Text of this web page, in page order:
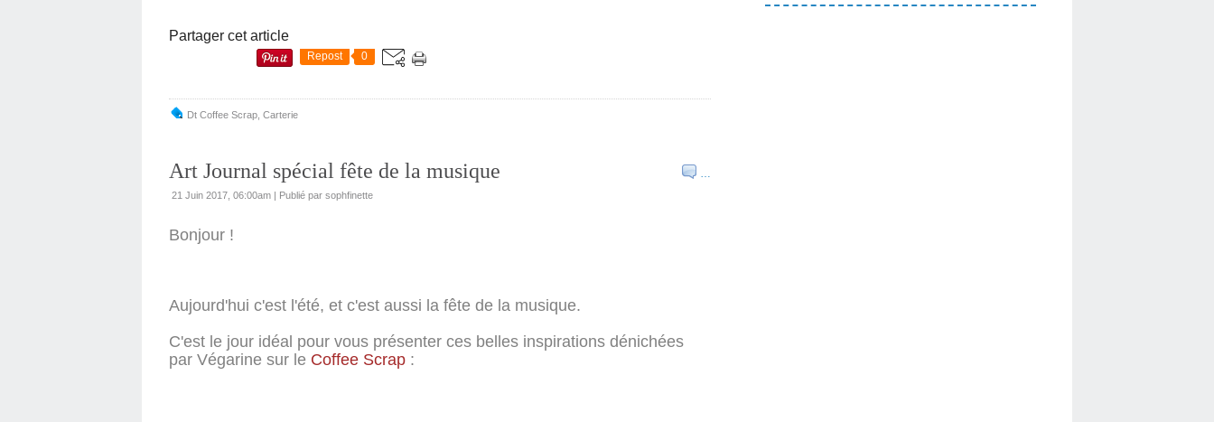
Partager cet article
Repost 0
Dt Coffee Scrap Carterie
…
Art Journal spécial fête de la musique
21 Juin 2017, 06:00am | Publié par sophfinette
Bonjour !
Aujourd'hui c'est l'été, et c'est aussi la fête de la musique.
C'est le jour idéal pour vous présenter ces belles inspirations dénichées
par Végarine sur le Coffee Scrap :